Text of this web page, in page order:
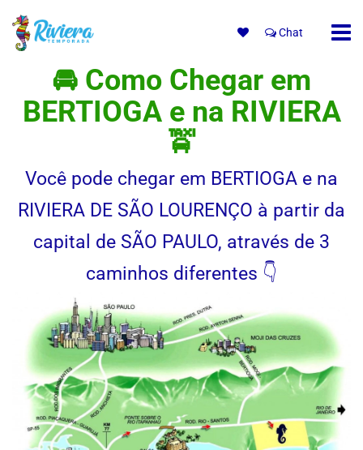
Chat
🚘 Como Chegar em
BERTIOGA e na RIVIERA
🚖
Você pode chegar em BERTIOGA e na
RIVIERA DE SÃO LOURENÇO à partir da
capital de SÃO PAULO, através de 3
caminhos diferentes 👇